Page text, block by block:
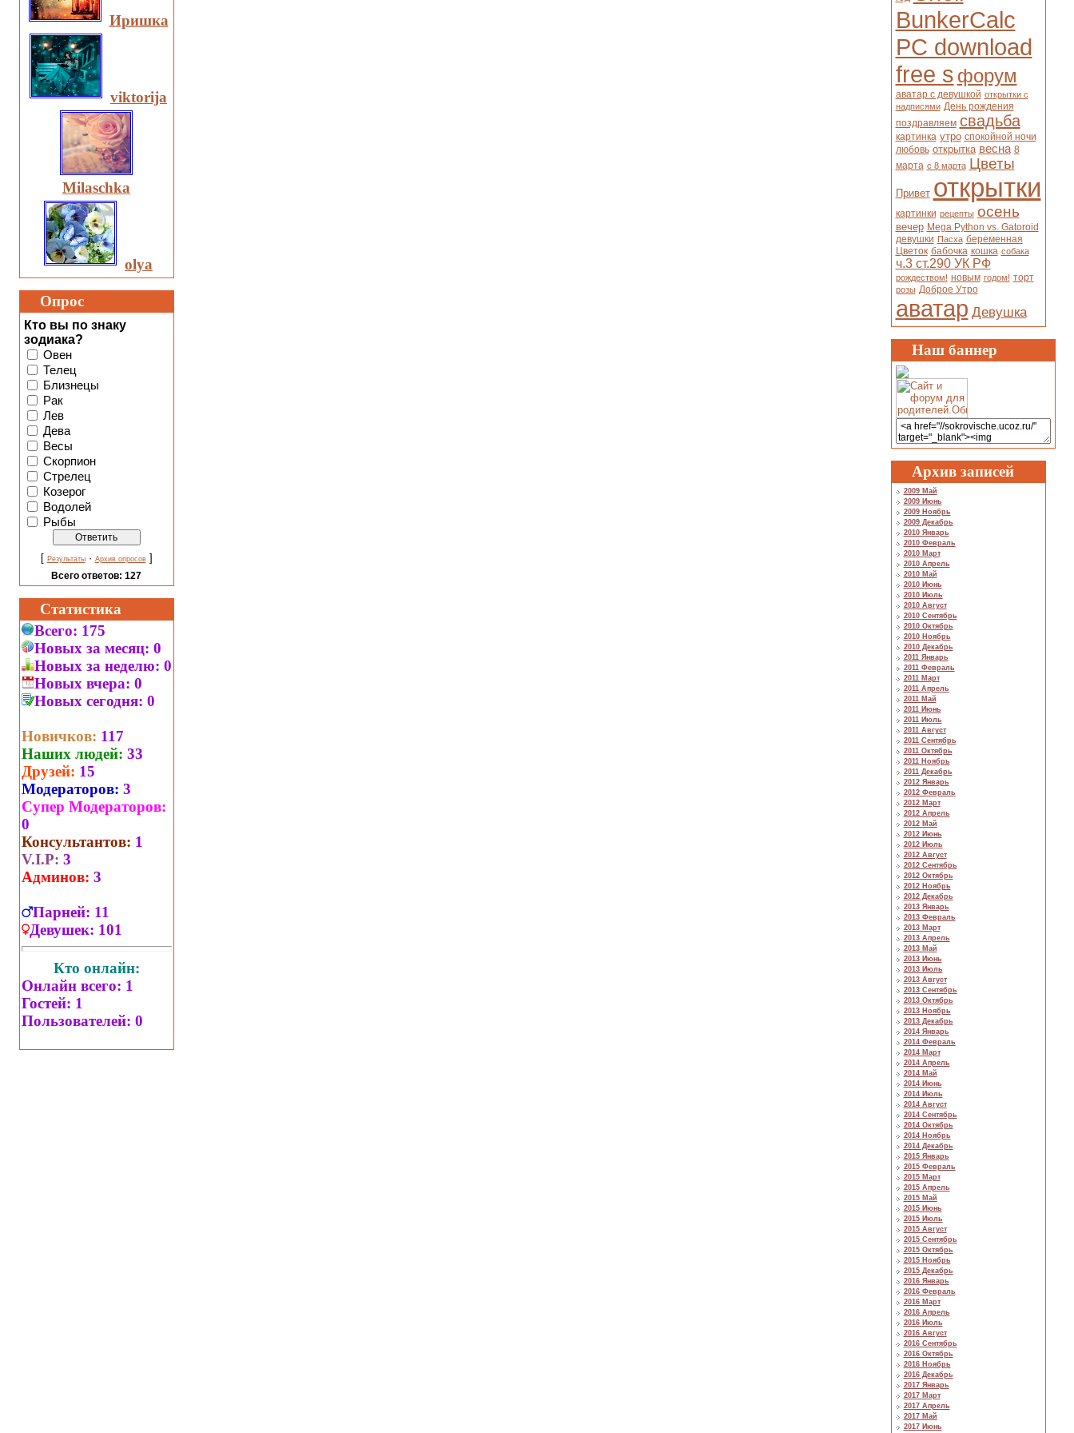
Иришка
viktorija
Milaschka
olya
Опрос
Кто вы по знаку
зодиака?
Овен
Телец
Близнецы
Рак
Лев
Дева
Весы
Скорпион
Стрелец
Козерог
Водолей
Рыбы
[ Результаты· Архив опросов]
Всего ответов: 127
Статистика
Всего: 175
Новых за месяц: 0
Новых за неделю: 0
Новых вчера: 0
Новых сегодня: 0
Новичков: 117
Наших людей: 33
Друзей: 15
Модераторов: 3
Супер Модераторов:
0
Консультантов: 1
V.I.P: 3
Админов: 3
Парней: 11
Девушек: 101
Кто онлайн:
Онлайн всего: 1
Гостей: 1
Пользователей: 0
BunkerCalc
PC download
free s форум
аватар с девушкой открытки с
надписями День рождения
поздравляем свадьба
картинка утро спокойной ночи
любовь открытка весна 8
марта с 8 марта Цветы
Привет открытки
картинки рецепты осень
вечер Mega Python vs. Gatoroid
девушки Пасха беременная
Цветок бабочка кошка собака
ч.3 ст.290 УК РФ
рождеством! новым годом! торт
розы Доброе Утро
аватар Девушка
Наш баннер
Архив записей
2009 Май
2009 Июнь
2009 Ноябрь
2009 Декабрь
2010 Январь
2010 Февраль
2010 Март
2010 Апрель
2010 Май
2010 Июнь
2010 Июль
2010 Август
2010 Сентябрь
2010 Октябрь
2010 Ноябрь
2010 Декабрь
2011 Январь
2011 Февраль
2011 Март
2011 Апрель
2011 Май
2011 Июнь
2011 Июль
2011 Август
2011 Сентябрь
2011 Октябрь
2011 Ноябрь
2011 Декабрь
2012 Январь
2012 Февраль
2012 Март
2012 Апрель
2012 Май
2012 Июнь
2012 Июль
2012 Август
2012 Сентябрь
2012 Октябрь
2012 Ноябрь
2012 Декабрь
2013 Январь
2013 Февраль
2013 Март
2013 Апрель
2013 Май
2013 Июнь
2013 Июль
2013 Август
2013 Сентябрь
2013 Октябрь
2013 Ноябрь
2013 Декабрь
2014 Январь
2014 Февраль
2014 Март
2014 Апрель
2014 Май
2014 Июнь
2014 Июль
2014 Август
2014 Сентябрь
2014 Октябрь
2014 Ноябрь
2014 Декабрь
2015 Январь
2015 Февраль
2015 Март
2015 Апрель
2015 Май
2015 Июнь
2015 Июль
2015 Август
2015 Сентябрь
2015 Октябрь
2015 Ноябрь
2015 Декабрь
2016 Январь
2016 Февраль
2016 Март
2016 Апрель
2016 Июль
2016 Август
2016 Сентябрь
2016 Октябрь
2016 Ноябрь
2016 Декабрь
2017 Январь
2017 Март
2017 Апрель
2017 Май
2017 Июнь